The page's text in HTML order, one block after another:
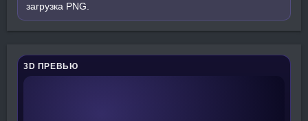
загрузка PNG.
3D ПРЕВЬЮ